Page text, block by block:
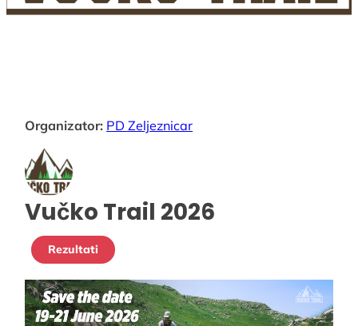
Organizator: PD Zeljeznicar
Vučko Trail 2026
Rezultati